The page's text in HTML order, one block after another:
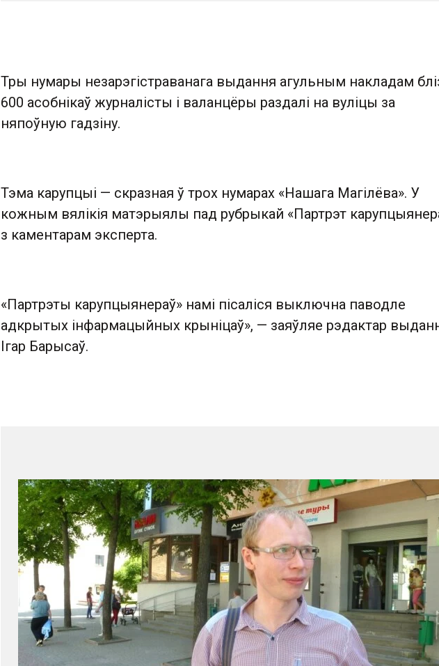
Тры нумары незарэгістраванага выдання агульным накладам
600 асобнікаў журналісты і валанцёры раздалі на вуліцы за
няпоўную гадзіну.
Тэма карупцыі — скразная ў трох нумарах «Нашага Магілёва». У
кожным вялікія матэрыялы пад рубрыкай «Партрэт
з каментарам эксперта.
«Партрэты карупцыянераў» намі пісаліся выключна паводле
адкрытых інфармацыйных крыніцаў», — заяўляе рэдактар
Ігар Барысаў.